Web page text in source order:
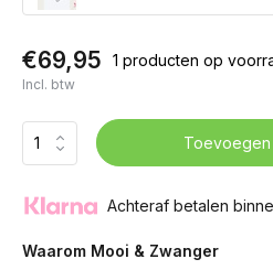
€69,95 1 producten op
Incl. btw
Achteraf betalen
Waarom Mooi & Zwanger